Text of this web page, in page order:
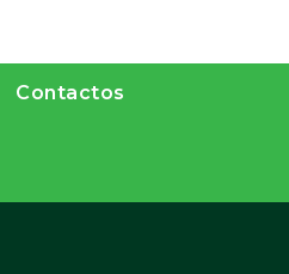
Contactos